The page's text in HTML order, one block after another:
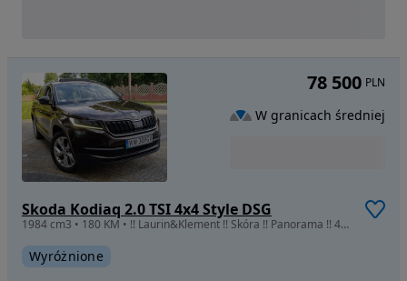
Skoda Kodiaq 2.0 TSI 4x4 Style DSG
1984 cm3 • 180 KM • !! Laurin&Klement !! Skóra !! Panorama !! 4x4 !! Full Opcja !!
Wyróżnione
78 500 PLN
W granicach średniej